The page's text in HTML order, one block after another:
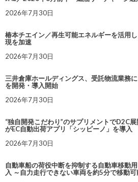
2026年7月30日
椿本チエイン／再生可能エネルギーを活用
現を加速
2026年7月30日
三井倉庫ホールディングス、受託物流業務
を開発・導入開始
2026年7月30日
“独自開発こだわり”のサプリメントでD2C
がEC自動出荷アプリ「シッピーノ」を導入
2026年7月30日
自動車船の荷役中断を抑制する自動車移動
入 ～自力走行できない車両を約5分で移動可